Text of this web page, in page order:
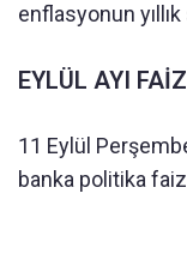
enflasyonun
EYLÜL AYI
11 Eylül
banka politika